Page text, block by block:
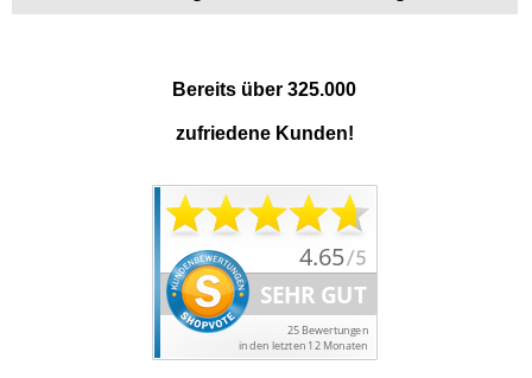
Bereits über 325.000
zufriedene Kunden!